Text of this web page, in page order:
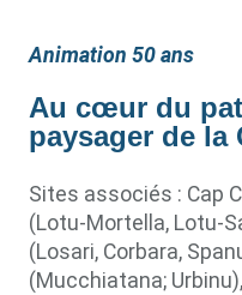
Animation 50 ans
Au cœur du
paysager de la
Sites associés : Cap
(Lotu-Mortella, Lotu-
(Losari, Corbara,
(Mucchiatana;